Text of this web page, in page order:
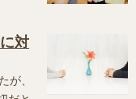
対
が、